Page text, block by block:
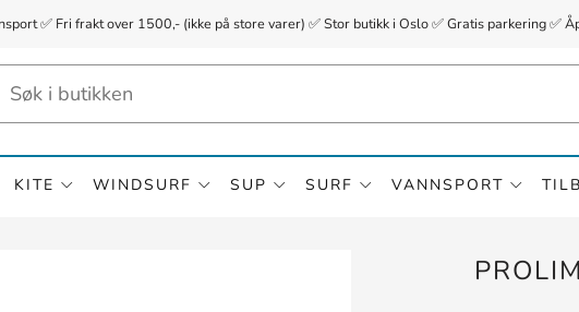
✅ Fri frakt over 1500,- (ikke på store varer) ✅ Stor butikk i Oslo ✅ Gratis parkering
KITE WINDSURF SUP SURF VANNSPORT